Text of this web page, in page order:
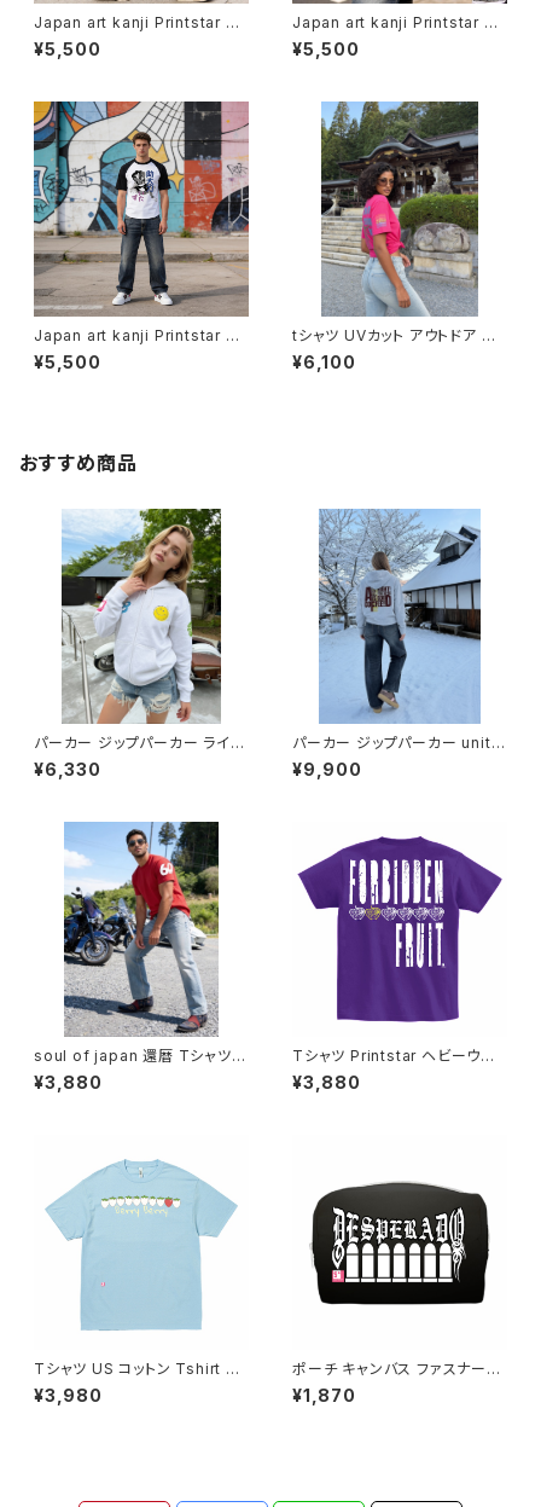
Japan art kanji Printstar ヘ
ビーウェイト Tシャツ 半袖 T s
hirt オリジナル デザイン アメリ
ンダー ウェア カットソー 個性
人気 定番 重ね着 和風 soul o
utfit worldwide shipping 三
つ盛り文銭 家紋
¥5,500
Japan art kanji Printstar ヘ
ビーウェイト Tシャツ 半袖 T s
hirt オリジナル デザイン アメリ
ンダー ウェア カットソー 個性
人気 定番 重ね着 和風 soul o
utfit worldwide shipping 俠
侠気
¥5,500
Japan art kanji Printstar ヘ
ビーウェイト Tシャツ 半袖 T s
hirt オリジナル デザイン アメリ
utfit worldwide shipping 助
¥5,500
tシャツ UVカット アウトドア オ
ーバーサイズ United Athle 4.
7oz ドライシルキータッチ 半袖
¥6,100
おすすめ商品
パーカー ジップパーカー ライト
パイル オリジナル デザイン アメ
リカンスタイル アメカジ バイク
can casual original シンプル
ニコ 68 nicetry
¥6,330
パーカー ジップパーカー unite
d athle 裏起毛 ボックスシルエ
ット スタンダード ジャージ オリ
ットソー メンズ レディス 洗い替
え 人気 定番 重ね着 saritikari
American casual original シ
ンプル all right all you need
¥9,900
soul of japan 還暦 Tシャツ P
rintstar ヘビーウェイト Tshirt
オリジナル デザイン アート バイ
kari American casual origin
al harley シンプル 還暦祝い 6
¥3,880
Tシャツ Printstar ヘビーウェ
イト Tshirt オリジナル デザイン
アート バイク ワンオフ カジュア
りんご eden fruit
¥3,880
Tシャツ US コットン Tshirt オ
リジナル デザイン アメリカンス
タイル バイク ワンオフ カジュア
¥3,980
ポーチ キャンバス ファスナーポ
ーチ 底 マチ付き ナチュラル オ
リジナル 巾着 プリント バッグ
¥1,870